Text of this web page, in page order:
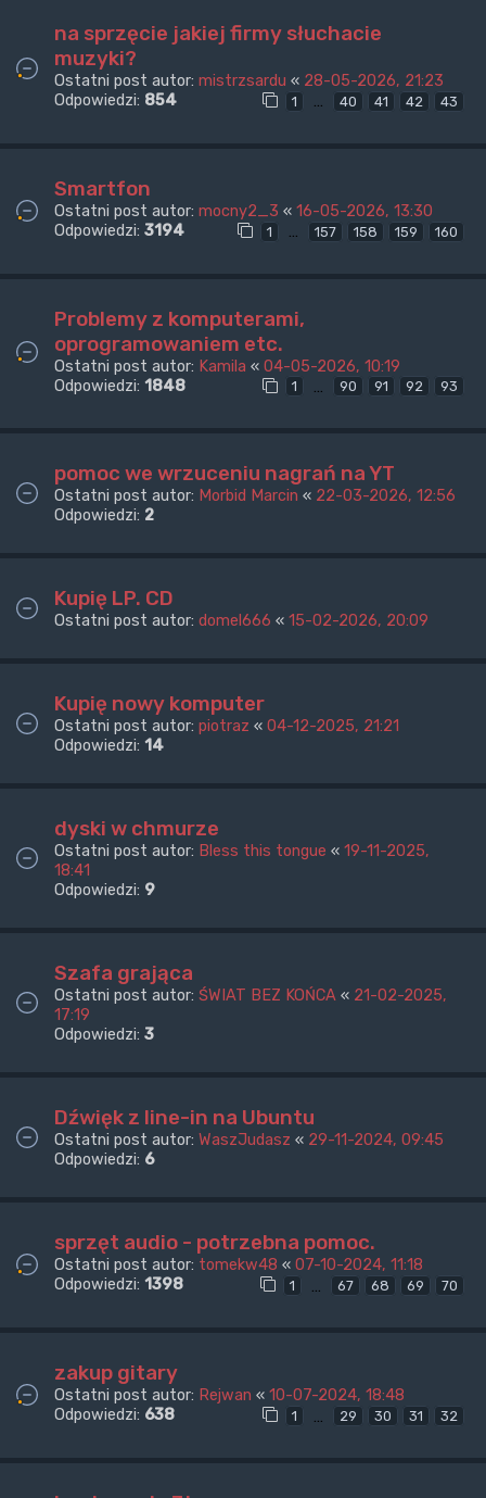
na sprzęcie jakiej firmy słuchacie
muzyki?
Ostatni post autor: mistrzsardu « 28-05-2026, 21:23
Odpowiedzi: 854 1 … 40 41 42 43
Smartfon
Ostatni post autor: mocny2_3 « 16-05-2026, 13:30
Odpowiedzi: 3194 1 … 157 158 159 160
Problemy z komputerami,
oprogramowaniem etc.
Ostatni post autor: Kamila « 04-05-2026, 10:19
Odpowiedzi: 1848 1 … 90 91 92 93
pomoc we wrzuceniu nagrań na YT
Ostatni post autor: Morbid Marcin « 22-03-2026, 12:56
Odpowiedzi: 2
Kupię LP. CD
Ostatni post autor: domel666 « 15-02-2026, 20:09
Kupię nowy komputer
Ostatni post autor: piotraz « 04-12-2025, 21:21
Odpowiedzi: 14
dyski w chmurze
Ostatni post autor: Bless this tongue « 19-11-2025,
18:41
Odpowiedzi: 9
Szafa grająca
Ostatni post autor: ŚWIAT BEZ KOŃCA « 21-02-2025,
17:19
Odpowiedzi: 3
Dźwięk z line-in na Ubuntu
Ostatni post autor: WaszJudasz « 29-11-2024, 09:45
Odpowiedzi: 6
sprzęt audio - potrzebna pomoc.
Ostatni post autor: tomekw48 « 07-10-2024, 11:18
Odpowiedzi: 1398 1 … 67 68 69 70
zakup gitary
Ostatni post autor: Rejwan « 10-07-2024, 18:48
Odpowiedzi: 638 1 29 30 31 32